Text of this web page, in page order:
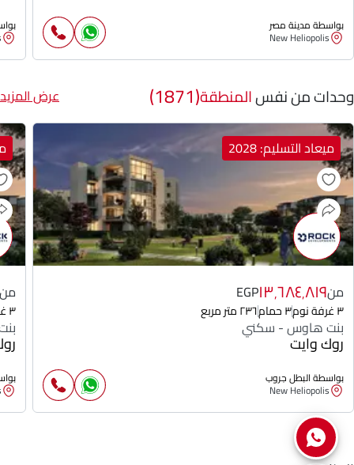
بواسطة مدينة مصر
New Heliopolis
وحدات من نفسالمنطقة(1871) عرض المزيد
ميعاد التسليم: 2028
من١٣٬٦٨٤٬٨١٩EGP
٣ غرفة نوم ٣ حمام ٢٣٦ متر مربع
بنت هاوس - سكني
روك وايت
بواسطة البطل جروب
New Heliopolis
من
٣ غرفة نوم